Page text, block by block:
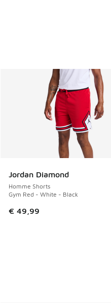
Jordan Diamond
Homme Shorts
Gym Red - White - Black
€ 49,99